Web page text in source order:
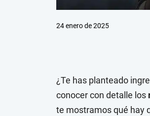
24 enero de 2025
¿Te has planteado
conocer con detalle los
te mostramos qué hay